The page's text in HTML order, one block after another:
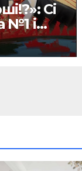
Сі
№1 і